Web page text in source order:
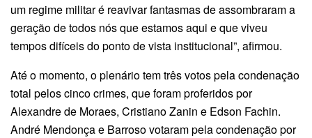
um regime militar é reavivar fantasmas de assombraram a
geração de todos nós que estamos aqui e que viveu
tempos difíceis do ponto de vista institucional”, afirmou.
Até o momento, o plenário tem três votos pela condenação
total pelos cinco crimes, que foram proferidos por
Alexandre de Moraes, Cristiano Zanin e Edson Fachin.
André Mendonça e Barroso votaram pela condenação por